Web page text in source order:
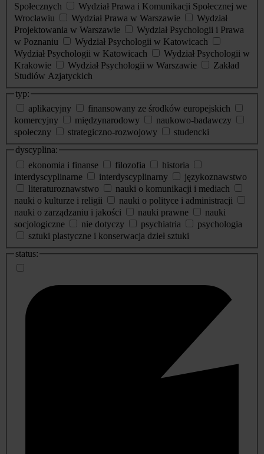
Społecznych
Wydział Prawa i Komunikacji Społecznej we
Wrocławiu
Wydział Prawa w Warszawie
Wydział
Projektowania w Warszawie
Wydział Psychologii i Prawa
w Poznaniu
Wydział Psychologii w Katowicach
Wydział Psychologii w Katowicach
Wydział Psychologii w
Krakowie
Wydział Psychologii w Warszawie
Zakład
Studiów Azjatyckich
typ:
aplikacyjny
finansowany ze środków europejskich
komercyjny
międzynarodowy
naukowo-badawczy
społeczny
strategiczno-rozwojowy
studencki
dyscyplina:
ekonomia i finanse
filozofia
historia
interdyscyplinarne
interdyscyplinarny
językoznawstwo
literaturoznawstwo
nauki o komunikacji i mediach
nauki o kulturze i religii
nauki o polityce i administracji
nauki o zarządzaniu i jakości
nauki prawne
nauki
socjologiczne
nie dotyczy psychiatria
psychologia
sztuki plastyczne i konserwacja dzieł sztuki
status: